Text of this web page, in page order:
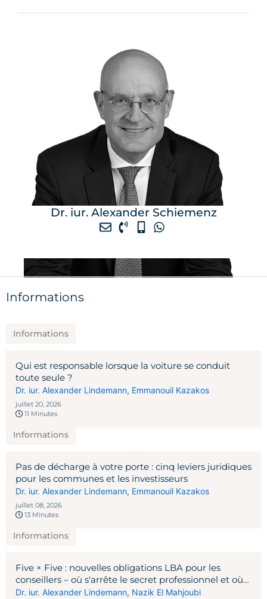
Dr. iur. Alexander Schiemenz
Informations
Informations
Qui est responsable lorsque la voiture se conduit
toute seule ?
Dr. iur. Alexander Lindemann, Emmanouil Kazakos
juillet 20, 2026
11 Minutes
Informations
Pas de décharge à votre porte : cinq leviers juridiques
pour les communes et les investisseurs
Dr. iur. Alexander Lindemann, Emmanouil Kazakos
juillet 08, 2026
13 Minutes
Informations
Five × Five : nouvelles obligations LBA pour les
conseillers – où s'arrête le secret professionnel et où
commence la diligence
Dr. iur. Alexander Lindemann, Nazik El Mahjoubi